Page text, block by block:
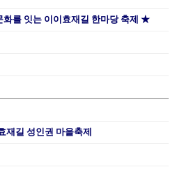
를 잇는 이이효재길 한마당 축제 ★
재길 성인권 마을축제